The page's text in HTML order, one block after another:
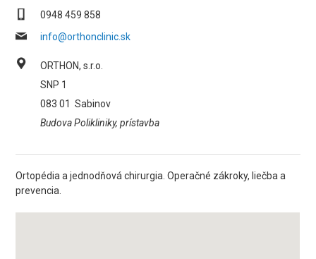
0948 459 858
info@orthonclinic.sk
ORTHON, s.r.o.
SNP 1
083 01 Sabinov
Budova Polikliniky, prístavba
Ortopédia a jednodňová chirurgia. Operačné zákroky, liečba a
prevencia.